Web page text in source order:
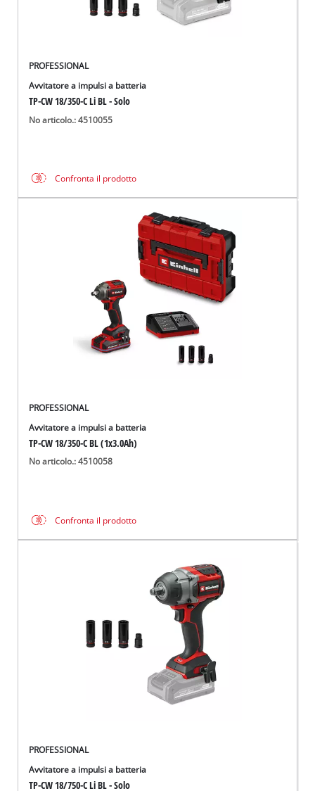
PROFESSIONAL
Avvitatore a impulsi a batteria
TP-CW 18/350-C Li BL - Solo
No articolo.: 4510055
Confronta il prodotto
PROFESSIONAL
Avvitatore a impulsi a batteria
TP-CW 18/350-C BL (1x3.0Ah)
No articolo.: 4510058
Confronta il prodotto
PROFESSIONAL
Avvitatore a impulsi a batteria
TP-CW 18/750-C Li BL - Solo